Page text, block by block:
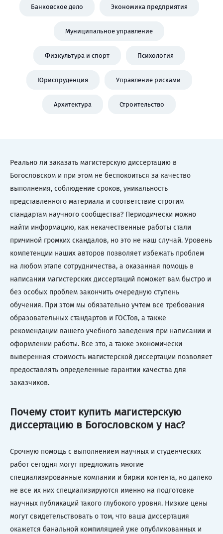
Банковское дело Экономика предприятия
Муниципальное управление
Физкультура и спорт Психология
Юриспруденция Управление рисками
Архитектура Строительство
Реально ли заказать магистерскую диссертацию в
Богословском и при этом не беспокоиться за качество
выполнения, соблюдение сроков, уникальность
представленного материала и соответствие строгим
стандартам научного сообщества? Периодически можно
найти информацию, как некачественные работы стали
причиной громких скандалов, но это не наш случай. Уровень
компетенции наших авторов позволяет избежать проблем
на любом этапе сотрудничества, а оказанная помощь в
написании магистерских диссертаций поможет вам быстро и
без особых проблем закончить очередную ступень
обучения. При этом мы обязательно учтем все требования
образовательных стандартов и ГОСТов, а также
рекомендации вашего учебного заведения при написании и
оформлении работы. Все это, а также экономически
выверенная стоимость магистерской диссертации позволяет
предоставлять определенные гарантии качества для
заказчиков.
Почему стоит купить магистерскую
диссертацию в Богословском у нас?
Срочную помощь с выполнением научных и студенческих
работ сегодня могут предложить многие
специализированные компании и биржи контента, но далеко
не все их них специализируются именно на подготовке
научных публикаций такого глубокого уровня. Низкие цены
могут свидетельствовать о том, что ваша диссертация
окажется банальной компиляцией уже опубликованных и